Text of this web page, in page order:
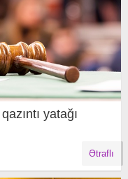
yatağı
Ətraflı